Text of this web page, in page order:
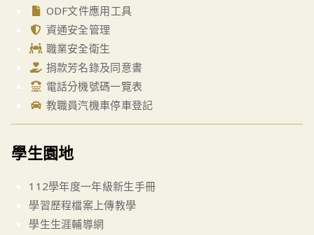
ODF文件應用工具
資通安全管理
職業安全衛生
捐款芳名錄及同意書
電話分機號碼一覽表
教職員汽機車停車登記
學生園地
112學年度一年級新生手冊
學習歷程檔案上傳教學
學生生涯輔導網